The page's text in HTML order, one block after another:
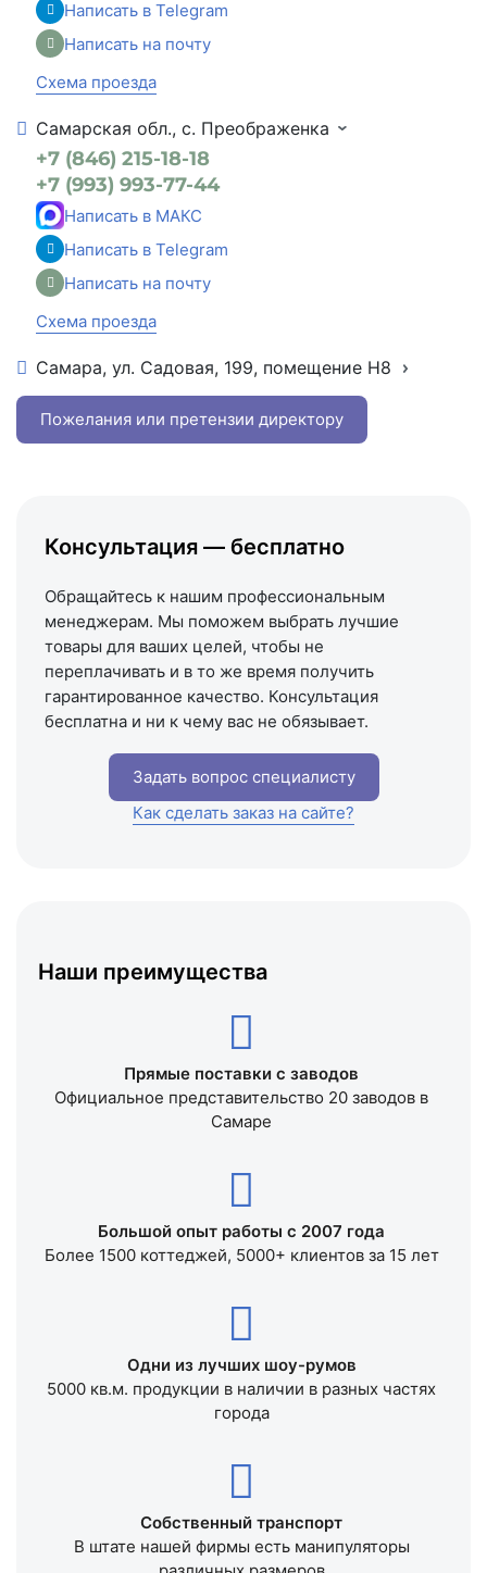
Написать в Telegram
Написать на почту
Схема проезда
Самарская обл., с. Преображенка
+7 (846) 215-18-18
+7 (993) 993-77-44
Написать в МАКС
Написать в Telegram
Написать на почту
Схема проезда
Самара, ул. Садовая, 199, помещение Н8
+7 (993) 993-77-22
Написать в МАКС
Схема проезда
Пожелания или претензии директору
Наши преимущества
Прямые поставки с заводов
Официальное представительство 20 заводов в
Самаре
Большой опыт работы с 2007 года
Более 1500 коттеджей, 5000+ клиентов за 15 лет
Одни из лучших шоу-румов
5000 кв.м. продукции в наличии в разных частях
города
Собственный транспорт
В штате нашей фирмы есть манипуляторы
Консультация — бесплатно
Обращайтесь к нашим профессиональным
менеджерам. Мы поможем выбрать лучшие
товары для ваших целей, чтобы не
переплачивать и в то же время получить
гарантированное качество. Консультация
бесплатна и ни к чему вас не обязывает.
Задать вопрос специалисту
Как сделать заказ на сайте?